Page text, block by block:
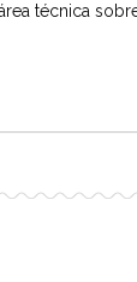
técnica